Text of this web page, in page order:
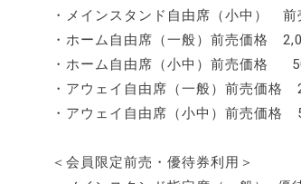
・メインスタンド自由席（小中）
・ホーム自由席（一般）前売価格
・ホーム自由席（小中）前売価格
・アウェイ自由席（一般）前売価格
・アウェイ自由席（小中）前売価格
＜会員限定前売・優待券利用＞